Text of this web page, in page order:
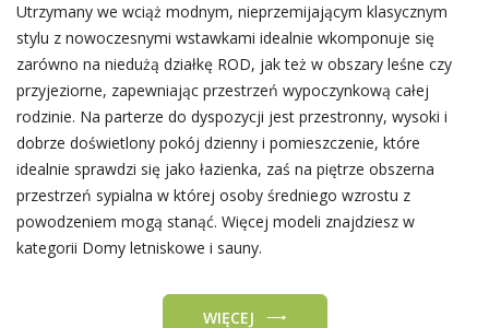
Utrzymany we wciąż modnym, nieprzemijającym klasycznym
stylu z nowoczesnymi wstawkami idealnie wkomponuje się
zarówno na niedużą działkę ROD, jak też w obszary leśne czy
przyjeziorne, zapewniając przestrzeń wypoczynkową całej
rodzinie. Na parterze do dyspozycji jest przestronny, wysoki i
dobrze doświetlony pokój dzienny i pomieszczenie, które
idealnie sprawdzi się jako łazienka, zaś na piętrze obszerna
przestrzeń sypialna w której osoby średniego wzrostu z
powodzeniem mogą stanąć. Więcej modeli znajdziesz w
kategorii Domy letniskowe i sauny.
WIĘCEJ